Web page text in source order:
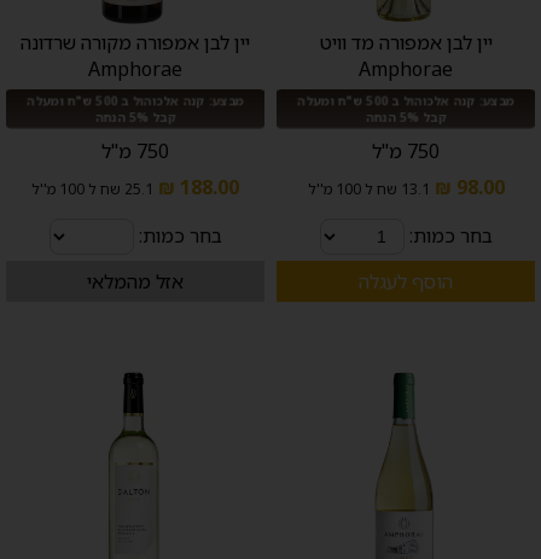
יין לבן אמפורה מד וויט
Amphorae
מבצע: קנה אלכוהול ב 500 ש"ח ומעלה
קבל 5% הנחה
750 מ"ל
98.00 ₪
13.1 שח ל 100 מ''ל
בחר כמות:
הוסף לעגלה
יין לבן אמפורה מקורה שרדונה
Amphorae
מבצע: קנה אלכוהול ב 500 ש"ח ומעלה
קבל 5% הנחה
750 מ"ל
188.00 ₪
25.1 שח ל 100 מ''ל
בחר כמות:
אזל מהמלאי